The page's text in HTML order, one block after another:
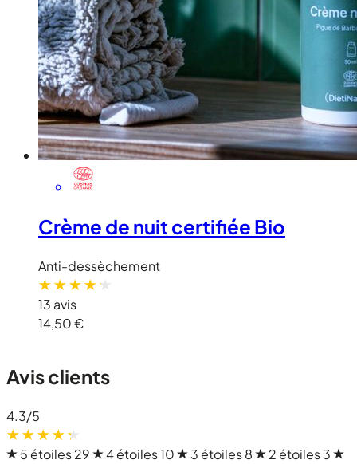
Crème de nuit certifiée Bio
Anti-dessèchement
13 avis
14,50 €
Avis clients
4.3/5
5 étoiles29 4 étoiles10 3 étoiles8 2 étoiles3